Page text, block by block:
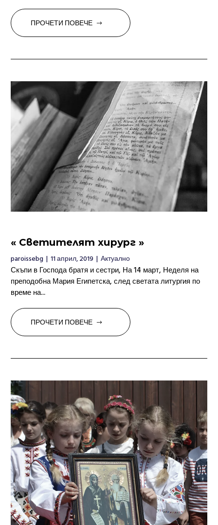
ПРОЧЕТИ ПОВЕЧЕ
« Светителят хирург »
paroissebg | 11 април, 2019 | Актуално
Скъпи в Господа братя и сестри, На 14 март, Неделя на
преподобна Мария Египетска, след светата литургия по
време на...
ПРОЧЕТИ ПОВЕЧЕ